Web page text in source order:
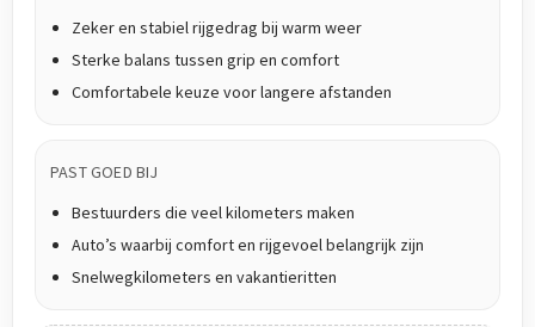
Zeker en stabiel rijgedrag bij warm weer
Sterke balans tussen grip en comfort
Comfortabele keuze voor langere afstanden
PAST GOED BIJ
Bestuurders die veel kilometers maken
Auto’s waarbij comfort en rijgevoel belangrijk zijn
Snelwegkilometers en vakantieritten